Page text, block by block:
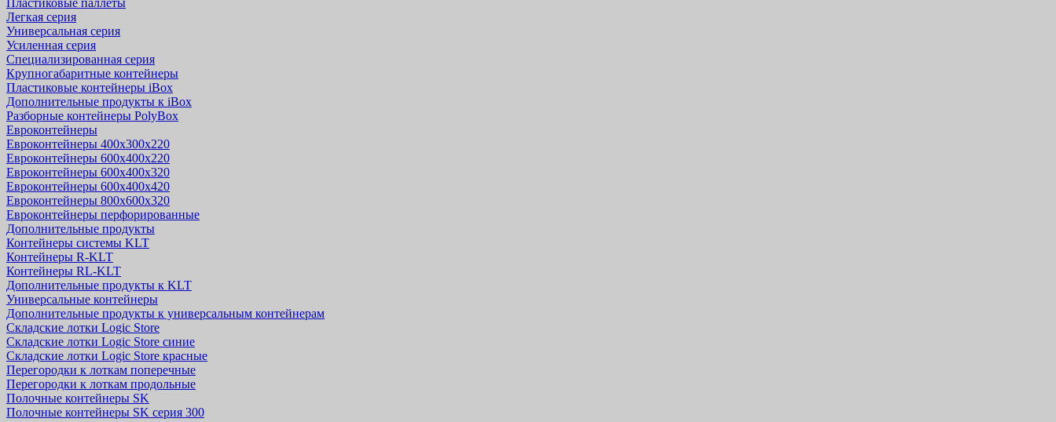
Пластиковые паллеты
Легкая серия
Универсальная серия
Усиленная серия
Специализированная серия
Крупногабаритные контейнеры
Пластиковые контейнеры iBox
Дополнительные продукты к iBox
Разборные контейнеры PolyBox
Евроконтейнеры
Евроконтейнеры 400х300х220
Евроконтейнеры 600х400х220
Евроконтейнеры 600х400х320
Евроконтейнеры 600х400х420
Евроконтейнеры 800х600х320
Евроконтейнеры перфорированные
Дополнительные продукты
Контейнеры системы KLT
Контейнеры R-KLT
Контейнеры RL-KLT
Дополнительные продукты к KLT
Универсальные контейнеры
Дополнительные продукты к универсальным контейнерам
Складские лотки Logic Store
Складские лотки Logic Store синие
Складские лотки Logic Store красные
Перегородки к лоткам поперечные
Перегородки к лоткам продольные
Полочные контейнеры SK
Полочные контейнеры SK серия 300